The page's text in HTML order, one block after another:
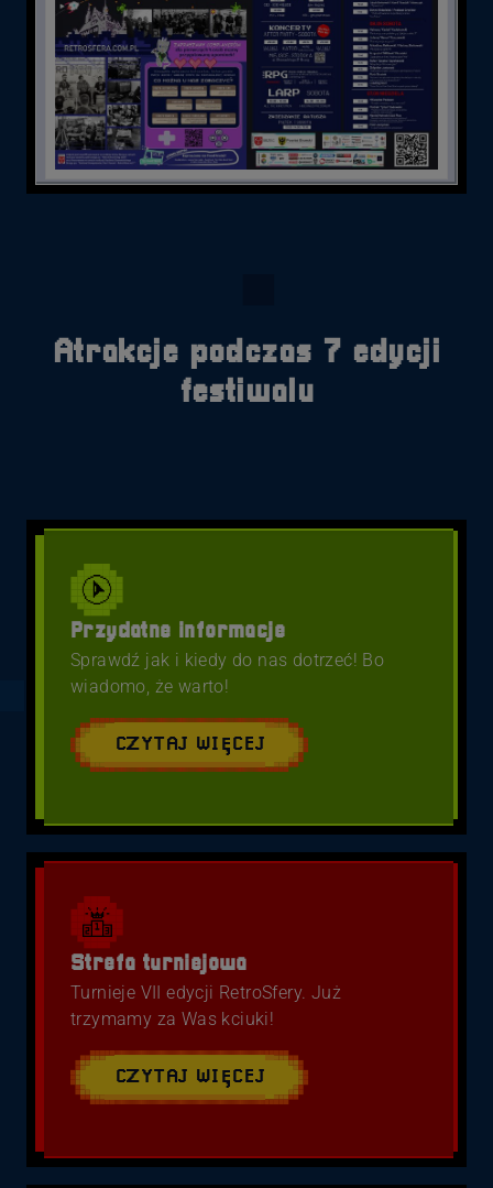
Atrakcje podczas 7 edycji
festiwalu
Przydatne informacje
Sprawdź jak i kiedy do nas dotrzeć! Bo
wiadomo, że warto!
CZYTAJ WIĘCEJ
Strefa turniejowa
Turnieje VII edycji RetroSfery. Już
trzymamy za Was kciuki!
CZYTAJ WIĘCEJ